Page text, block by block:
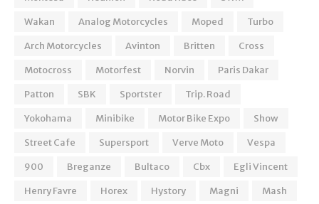
Wakan
Analog Motorcycles Moped
Turbo
Arch Motorcycles
Avinton Britten
Cross
Motocross
Motorfest Norvin
Paris Dakar
Patton
SBK Sportster
Trip. Road
Yokohama
Minibike Motor Bike Expo
Show
Street Cafe
Supersport Verve Moto
Vespa
900
Breganze Bultaco Cbx
Egli Vincent
Henry Favre
Horex Hystory Magni
Mash